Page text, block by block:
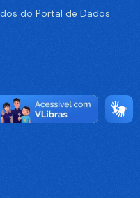
do Portal de Dados